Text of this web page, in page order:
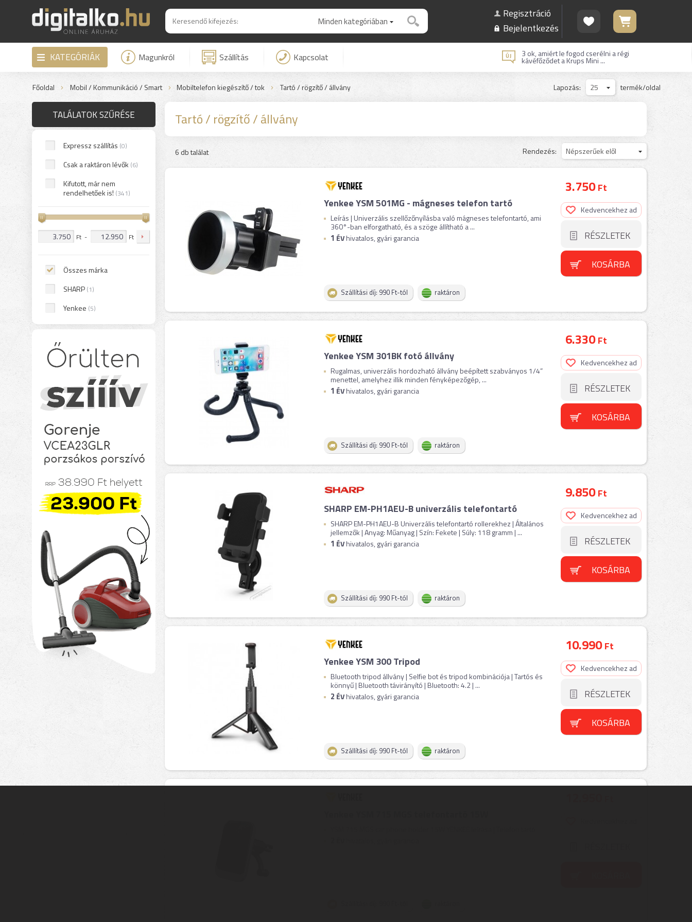
Minden kategóriában
Regisztráció
Bejelentkezés
KATEGÓRIÁK Magunkról Szállítás Kapcsolat 3 ok, amiért le fogod cserélni a régi
kávéfőződet a Krups Mini ...
Főoldal Mobil / Kommunikáció / Smart Mobiltelefon kiegészítő / tok Tartó / rögzítő / állvány termék/oldal
25
Lapozás:
TALÁLATOK SZŰRÉSE
Expressz szállítás (0)
Csak a raktáron lévők (6)
Kifutott, már nem
rendelhetőek is! (341)
Ft - Ft
Összes márka
SHARP (1)
Yenkee (5)
Tartó / rögzítő / állvány
6 db találat Népszerűek elől
Rendezés:
Yenkee YSM 501MG - mágneses telefon tartó
Leírás | Univerzális szellőzőnyílásba való mágneses telefontartó, ami
360°-ban elforgatható, és a szöge állítható a ...
1 ÉVhivatalos, gyári garancia
Szállítási díj: 990 Ft-tól raktáron
3.750Ft
Kedvencekhez ad
RÉSZLETEK
KOSÁRBA
Yenkee YSM 301BK fotó állvány
Rugalmas, univerzális hordozható állvány beépített szabványos 1/4”
menettel, amelyhez illik minden fényképezőgép, ...
1 ÉVhivatalos, gyári garancia
Szállítási díj: 990 Ft-tól raktáron
6.330Ft
Kedvencekhez ad
RÉSZLETEK
KOSÁRBA
SHARP EM-PH1AEU-B univerzális telefontartó
SHARP EM-PH1AEU-B Univerzális telefontartó rollerekhez | Általános
jellemzők | Anyag: Műanyag | Szín: Fekete | Súly: 118 gramm | ...
1 ÉVhivatalos, gyári garancia
Szállítási díj: 990 Ft-tól raktáron
9.850Ft
Kedvencekhez ad
RÉSZLETEK
KOSÁRBA
Yenkee YSM 300 Tripod
Bluetooth tripod állvány | Selfie bot és tripod kombinációja | Tartós és
könnyű | Bluetooth távirányító | Bluetooth: 4.2 | ...
2 ÉVhivatalos, gyári garancia
Szállítási díj: 990 Ft-tól raktáron
10.990Ft
Kedvencekhez ad
RÉSZLETEK
KOSÁRBA